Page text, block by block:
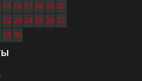
15 16 17 18 19 20
22 23 24 25 26 27
29 30